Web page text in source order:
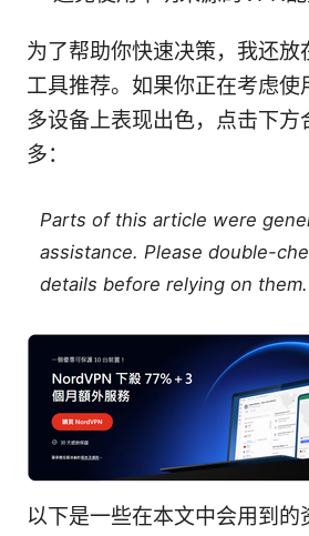
为了帮助你快速决策，我还放
工具推荐。如果你正在考虑
多设备上表现出色，点击下方
多：
Parts of this article were
assistance. Please double-
details before relying on them.
以下是一些在本文中会用到的